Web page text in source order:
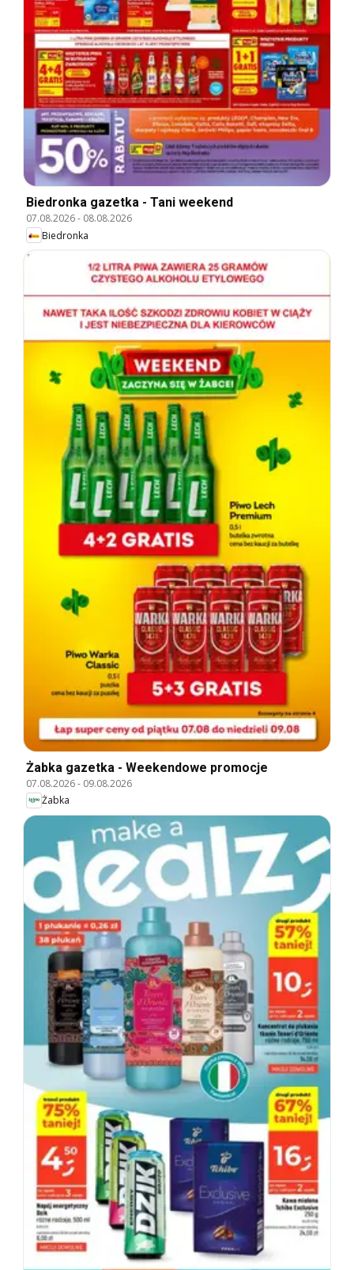
Biedronka gazetka - Tani weekend
07.08.2026- 08.08.2026
Biedronka
Żabka gazetka - Weekendowe promocje
07.08.2026- 09.08.2026
Żabka